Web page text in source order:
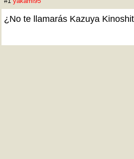
¿No te llamarás Kazuya